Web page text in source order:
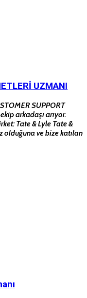
UZMANI
SUPPORT
arkadaşı arıyor.
Tate & Lyle Tate &
olduğuna ve bize katılan